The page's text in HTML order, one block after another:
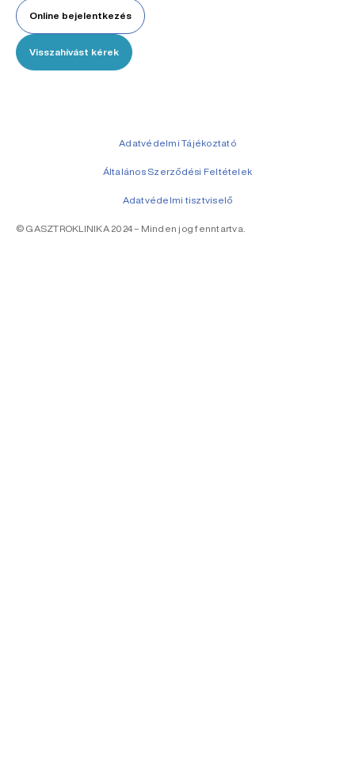
Online bejelentkezés
Visszahívást kérek
Adatvédelmi Tájékoztató
Általános Szerződési Feltételek
Adatvédelmi tisztviselő
© GASZTROKLINIKA 2024 – Minden jog fenntartva.